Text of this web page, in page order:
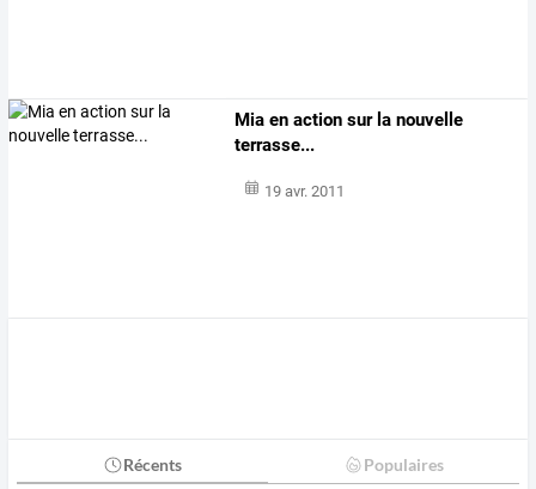
Mia en action sur la nouvelle
terrasse...
19 avr. 2011
Récents Populaires